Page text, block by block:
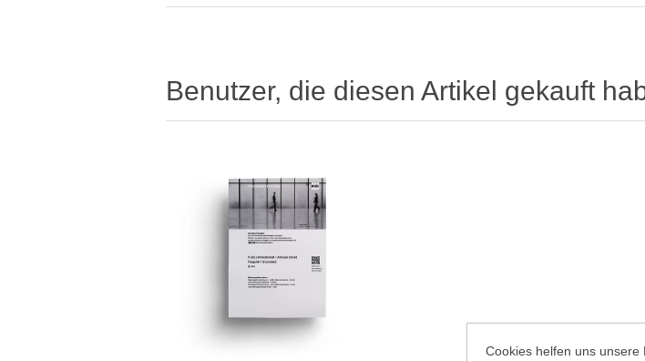
Benutzer, die diesen Artikel gekauft
Cookies helfen uns unsere